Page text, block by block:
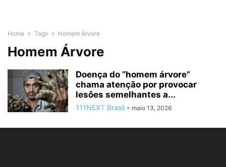
Home Tags Homem Árvore
Homem Árvore
Doença do “homem árvore”
chama atenção por provocar
lesões semelhantes a...
111NEXT Brasil - maio 13, 2026